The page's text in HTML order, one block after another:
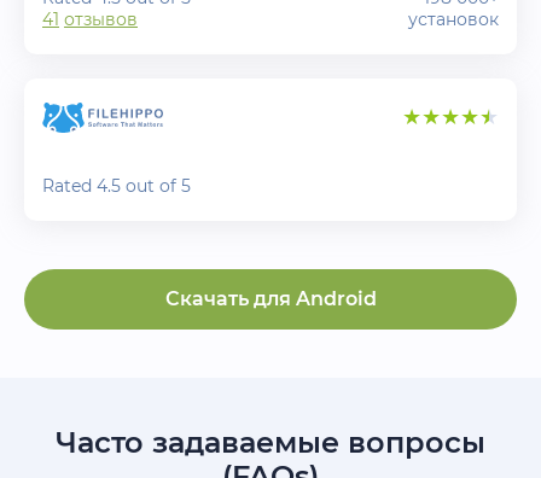
41 отзывов
установок
Rated 4.5 out of 5
Скачать для Android
Часто задаваемые вопросы